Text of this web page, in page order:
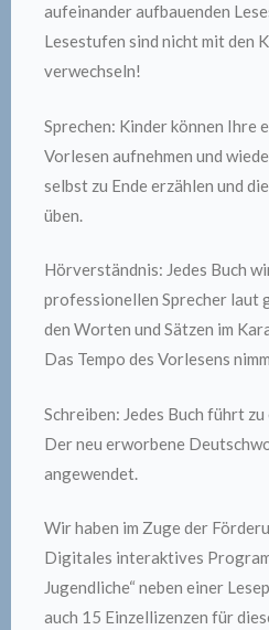
aufeinander aufbauenden
Lesestufen sind nicht mit den
verwechseln!
Sprechen: Kinder können Ihre
Vorlesen aufnehmen und
selbst zu Ende erzählen und
üben.
Hörverständnis: Jedes Buch
professionellen Sprecher laut
den Worten und Sätzen im
Das Tempo des Vorlesens
Schreiben: Jedes Buch führt
Der neu erworbene
angewendet.
Wir haben im Zuge der
Digitales interaktives
Jugendliche“ neben einer
auch 15 Einzellizenzen für